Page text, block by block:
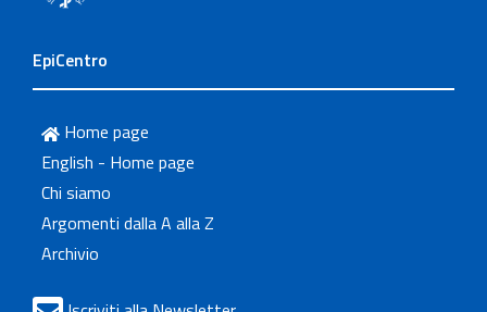
EpiCentro
Home page
English - Home page
Chi siamo
Argomenti dalla A alla Z
Archivio